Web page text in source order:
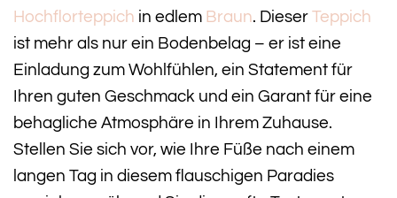
Hochflorteppich in edlem Braun. Dieser Teppich
ist mehr als nur ein Bodenbelag – er ist eine
Einladung zum Wohlfühlen, ein Statement für
Ihren guten Geschmack und ein Garant für eine
behagliche Atmosphäre in Ihrem Zuhause.
Stellen Sie sich vor, wie Ihre Füße nach einem
langen Tag in diesem flauschigen Paradies